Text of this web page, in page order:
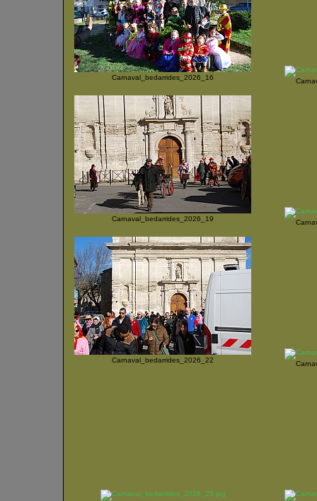
Carnaval_bedarrides_2026_16
Carnaval_bedarrides_2026_19
Carnaval_bedarrides_2026_22